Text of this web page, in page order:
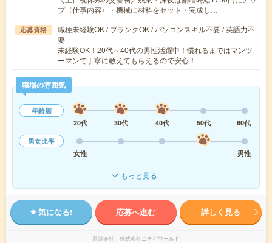
プ〈仕事内容〉・機械に材料をセット・完成し…
応募資格
職種未経験OK / ブランクOK / パソコンスキル不要 / 英語力不
要
未経験OK！20代～40代の男性活躍中！慣れるまではマンツ
ーマンで丁寧に教えてもらえるので安心！
職場の雰囲気
年齢層
20代
30代 40代 50代
60代
男女比率
女性
男性
もっと見る
気になる! 応募へ進む 詳しく見る
派遣会社 株式会社ニチギワールド